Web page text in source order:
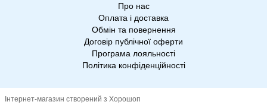
Про нас
Оплата і доставка
Обмін та повернення
Договір публічної оферти
Програма лояльності
Політика конфіденційності
Інтернет-магазин створений з Хорошоп